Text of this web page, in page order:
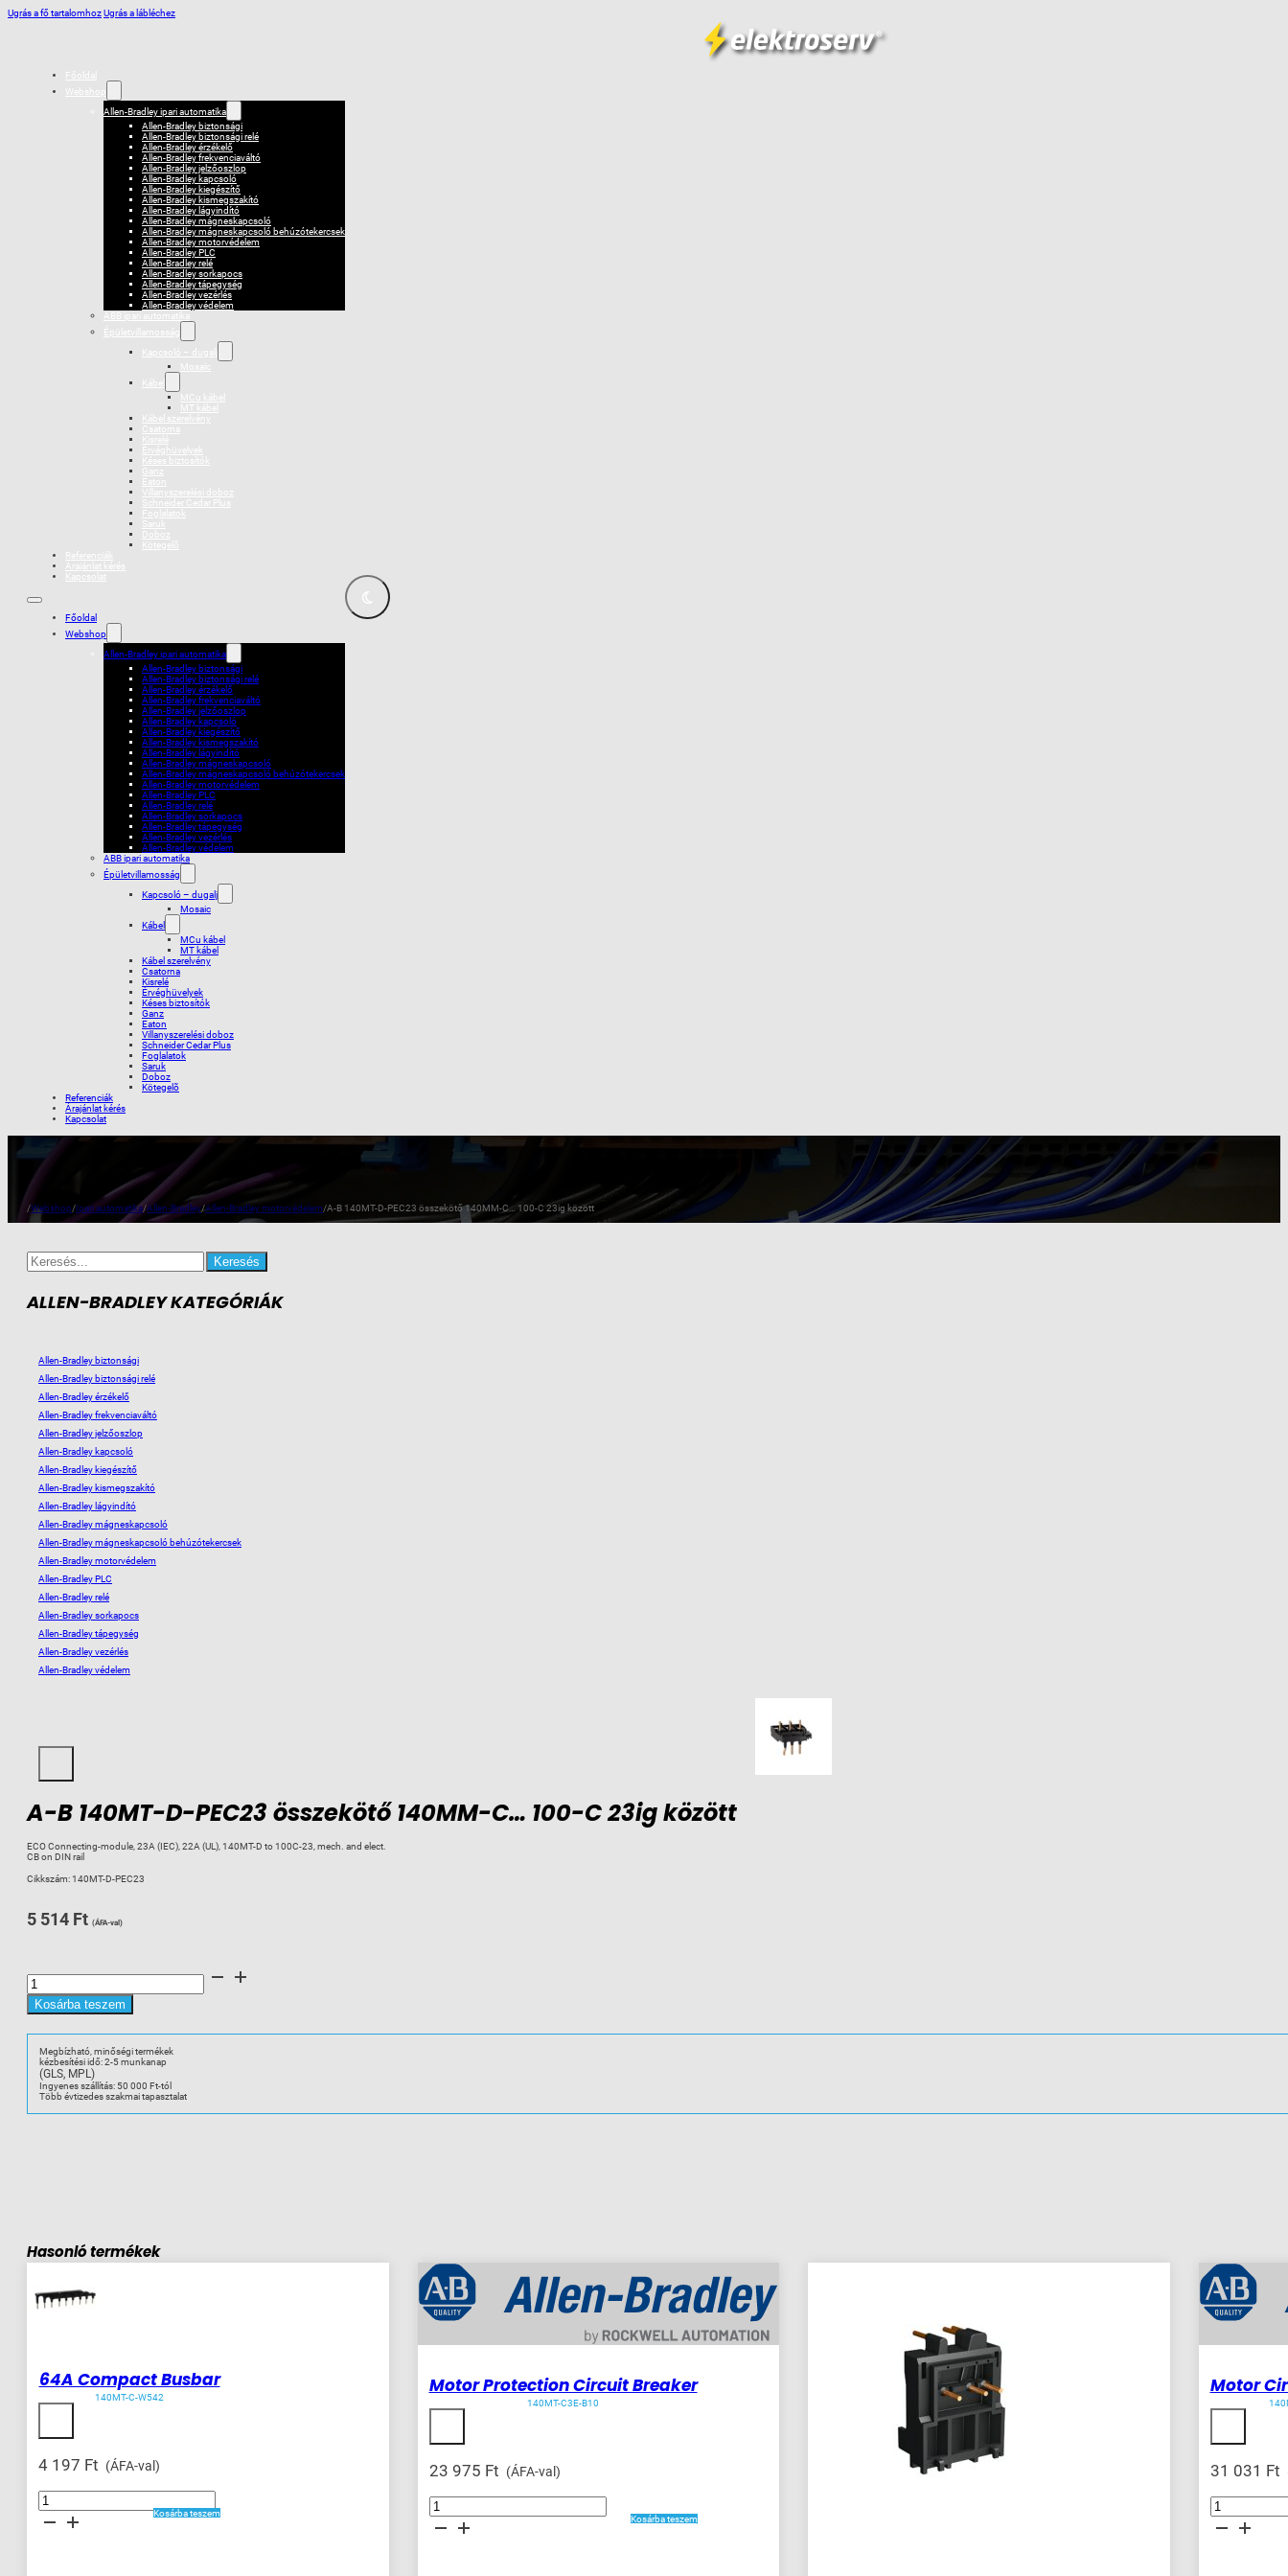
Ugrás a fő tartalomhozUgrás a lábléchez
Főoldal
Webshop
Allen-Bradley ipari automatika
Allen-Bradley biztonsági
Allen-Bradley biztonsági relé
Allen-Bradley érzékelő
Allen-Bradley frekvenciaváltó
Allen-Bradley jelzőoszlop
Allen-Bradley kapcsoló
Allen-Bradley kiegészítő
Allen-Bradley kismegszakító
Allen-Bradley lágyindító
Allen-Bradley mágneskapcsoló
Allen-Bradley mágneskapcsoló behúzótekercsek
Allen-Bradley motorvédelem
Allen-Bradley PLC
Allen-Bradley relé
Allen-Bradley sorkapocs
Allen-Bradley tápegység
Allen-Bradley vezérlés
Allen-Bradley védelem
ABB ipari automatika
Épületvillamosság
Kapcsoló – dugalj
Mosaic
Kábel
MCu kábel
MT kábel
Kábel szerelvény
Csatorna
Kisrelé
Érvéghüvelyek
Késes biztosítók
Ganz
Eaton
Villanyszerelési doboz
Schneider Cedar Plus
Foglalatok
Saruk
Doboz
Kötegelõ
Referenciák
Árajánlat kérés
Kapcsolat
Főoldal
Webshop
Allen-Bradley ipari automatika
Allen-Bradley biztonsági
Allen-Bradley biztonsági relé
Allen-Bradley érzékelő
Allen-Bradley frekvenciaváltó
Allen-Bradley jelzőoszlop
Allen-Bradley kapcsoló
Allen-Bradley kiegészítő
Allen-Bradley kismegszakító
Allen-Bradley lágyindító
Allen-Bradley mágneskapcsoló
Allen-Bradley mágneskapcsoló behúzótekercsek
Allen-Bradley motorvédelem
Allen-Bradley PLC
Allen-Bradley relé
Allen-Bradley sorkapocs
Allen-Bradley tápegység
Allen-Bradley vezérlés
Allen-Bradley védelem
ABB ipari automatika
Épületvillamosság
Kapcsoló – dugalj
Mosaic
Kábel
MCu kábel
MT kábel
Kábel szerelvény
Csatorna
Kisrelé
Érvéghüvelyek
Késes biztosítók
Ganz
Eaton
Villanyszerelési doboz
Schneider Cedar Plus
Foglalatok
Saruk
Doboz
Kötegelõ
Referenciák
Árajánlat kérés
Kapcsolat
/Webshop/Ipari automatika/Allen-Bradley/Allen-Bradley motorvédelem/A-B 140MT-D-PEC23 összekötő 140MM-C… 100-C 23ig között
Search
for:
ALLEN-BRADLEY KATEGÓRIÁK
Allen-Bradley biztonsági
Allen-Bradley biztonsági relé
Allen-Bradley érzékelő
Allen-Bradley frekvenciaváltó
Allen-Bradley jelzőoszlop
Allen-Bradley kapcsoló
Allen-Bradley kiegészítő
Allen-Bradley kismegszakító
Allen-Bradley lágyindító
Allen-Bradley mágneskapcsoló
Allen-Bradley mágneskapcsoló behúzótekercsek
Allen-Bradley motorvédelem
Allen-Bradley PLC
Allen-Bradley relé
Allen-Bradley sorkapocs
Allen-Bradley tápegység
Allen-Bradley vezérlés
Allen-Bradley védelem
A-B 140MT-D-PEC23 összekötő 140MM-C… 100-C 23ig között
ECO Connecting-module, 23A (IEC), 22A (UL), 140MT-D to 100C-23, mech. and elect.
CB on DIN rail
Cikkszám:140MT-D-PEC23
5 514 Ft (ÁFA-val)
140MT-
PEC23
140MM-
100-
23ig
között
mennyiség
Kosárba teszem
Megbízható, minőségi termékek
kézbesítési idő: 2-5 munkanap
(GLS, MPL)
Ingyenes szállítás: 50 000 Ft-tól
Több évtizedes szakmai tapasztalat
Hasonló termékek
64A Compact Busbar
140MT-C-W542
4 197 Ft (ÁFA-val)
64A
Compact
mennyiség
Kosárba teszem
Motor Protection Circuit Breaker
140MT-C3E-B10
23 975 Ft (ÁFA-val)
Motor
Protection
Breaker
Kosárba teszem
Motor
31 031 Ft
Motor
Circuit
Protector
mennyiség